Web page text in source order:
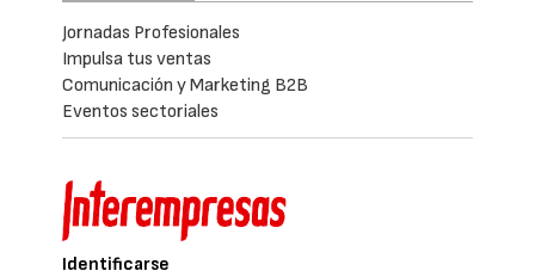
Jornadas Profesionales
Impulsa tus ventas
Comunicación y Marketing B2B
Eventos sectoriales
Identificarse